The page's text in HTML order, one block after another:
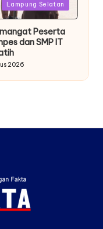
Lampung Selatan
Peserta
dan SMP IT
2026